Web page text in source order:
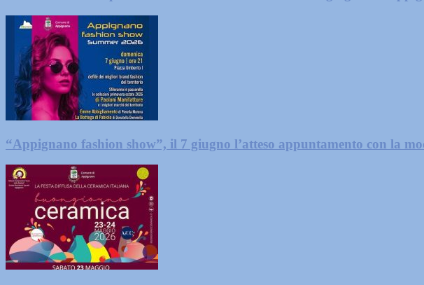
“Appignano fashion show”, il 7 giugno l’atteso appuntamento con la